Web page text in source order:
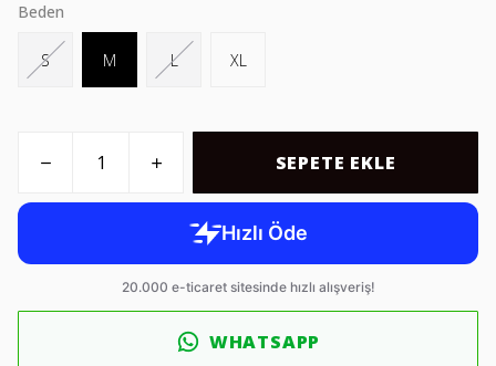
Beden
S M L XL
SEPETE EKLE
WHATSAPP